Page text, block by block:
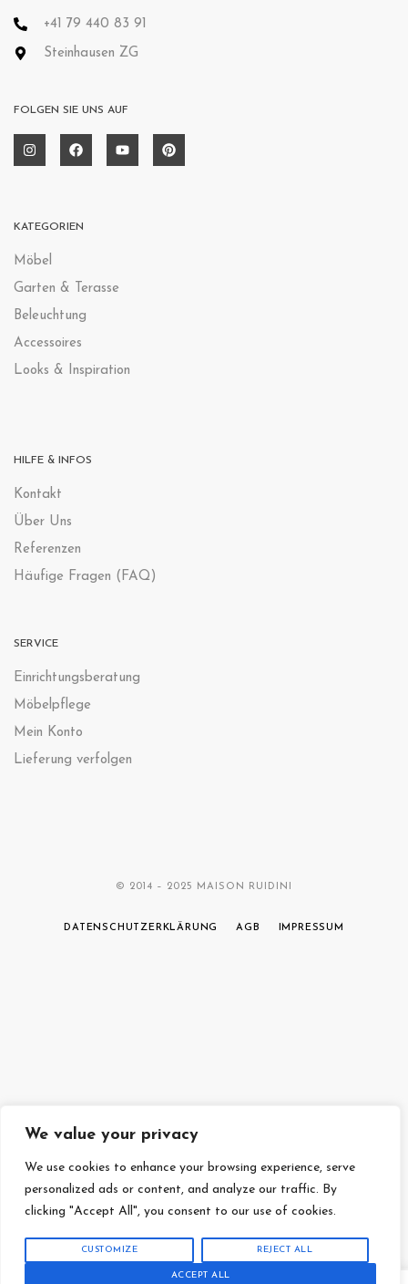
We value your privacy
We use cookies to enhance your browsing experience, serve
personalized ads or content, and analyze our traffic. By
clicking "Accept All", you consent to our use of cookies.
CUSTOMIZE REJECT ALL
ACCEPT ALL
+41 79 440 83 91
Steinhausen ZG
FOLGEN SIE UNS AUF
KATEGORIEN
Möbel
Garten & Terasse
Beleuchtung
Accessoires
Looks & Inspiration
HILFE & INFOS
Kontakt
Über Uns
Referenzen
Häufige Fragen (FAQ)
SERVICE
Einrichtungsberatung
Möbelpflege
Mein Konto
Lieferung verfolgen
© 2014 – 2025 MAISON RUIDINI
DATENSCHUTZERKLÄRUNG AGB IMPRESSUM